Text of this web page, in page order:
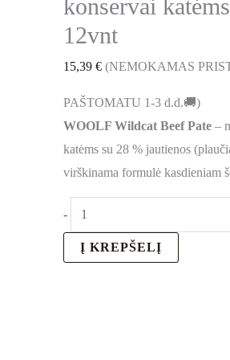
konservai
12vnt
15,39€ (NEMOKAMAS
PAŠTOMATU 1-3 d.d.🚚)
WOOLF Wildcat Beef Pate –
katėms su 28 % jautienos
virškinama formulė kasdieniam
-
Į KREPŠELĮ